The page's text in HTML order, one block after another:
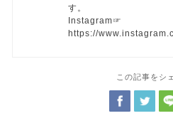
す。
Instagram☞
https://
この記事をシ